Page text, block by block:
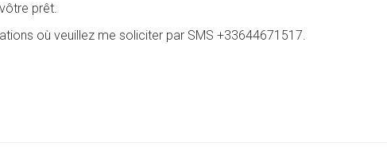
prêt.
où veuillez me soliciter par SMS +33644671517.